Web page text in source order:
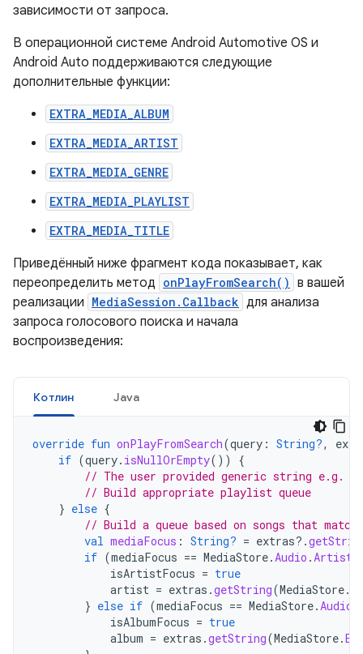
зависимости от запроса.
В операционной системе Android Automotive OS и
Android Auto поддерживаются следующие
дополнительные функции:
EXTRA_MEDIA_ALBUM
EXTRA_MEDIA_ARTIST
EXTRA_MEDIA_GENRE
EXTRA_MEDIA_PLAYLIST
EXTRA_MEDIA_TITLE
Приведённый ниже фрагмент кода показывает, как
переопределить метод onPlayFromSearch() в вашей
реализации MediaSession.Callback для анализа
запроса голосового поиска и начала
воспроизведения:
Котлин Java
override fun onPlayFromSearch(query : String?,
if (query. isNullOrEmpty())
{
// The user provided generic string e.g.
// Build appropriate playlist queue
} else {
// Build a queue based on songs that
val mediaFocus : String? = extras?.
if (mediaFocus == MediaStore.Audio .Artists
isArtistFocus = true
artist = extras .getString(MediaStore.
} else if (mediaFocus == MediaStore.Audio
isAlbumFocus = true
album = extras .getString(MediaStore.